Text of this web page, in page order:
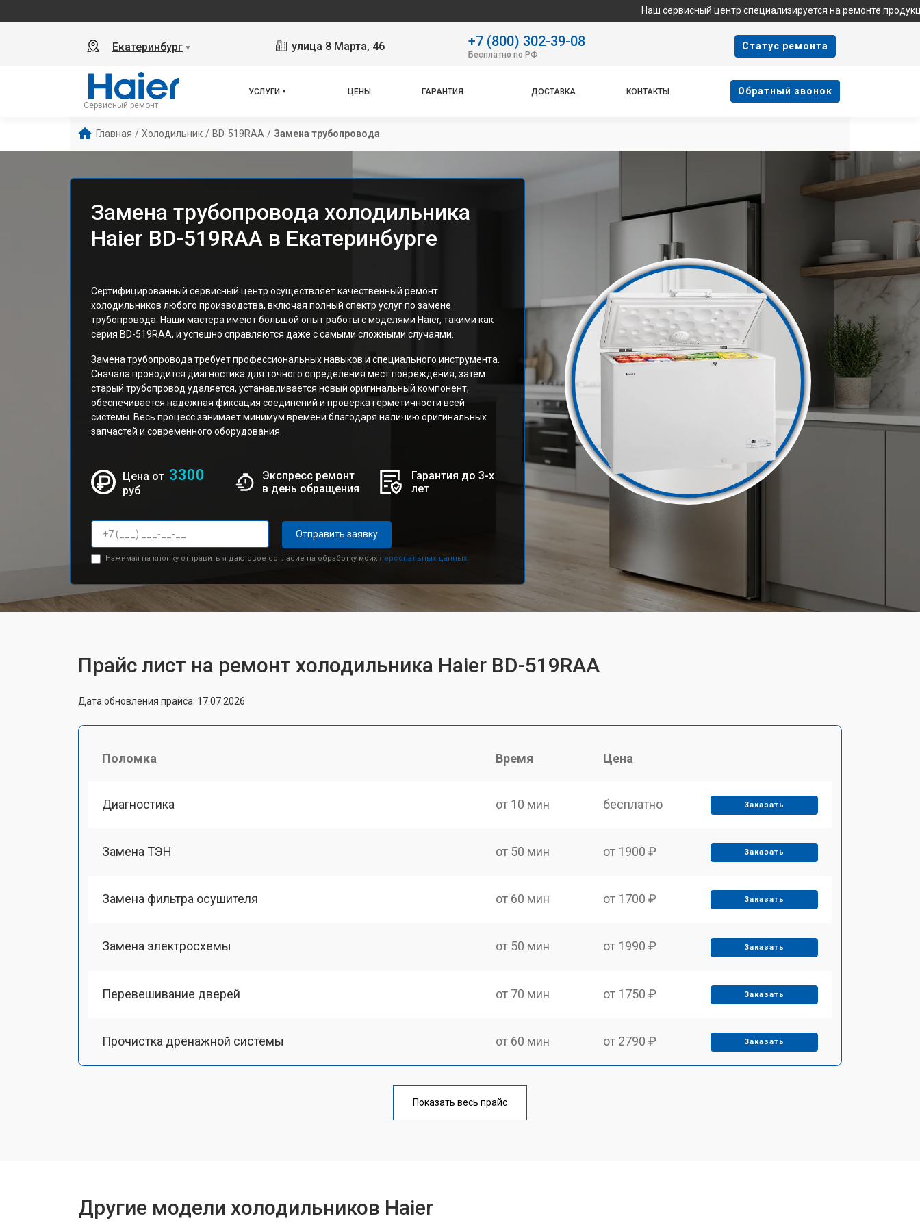
Наш сервисный центр специализируется на ремонте продукции
Екатеринбург ▼ улица 8 Марта, 46 +7 (800) 302-39-08
Бесплатно по РФ
Cтатус ремонта
Сервисный ремонт
УСЛУГИ ЦЕНЫ ГАРАНТИЯ ДОСТАВКА КОНТАКТЫ Oбратный звонок
Главная / Холодильник / BD-519RAA / Замена трубопровода
Замена трубопровода холодильника
Haier BD-519RAA в Екатеринбурге
Сертифицированный сервисный центр осуществляет качественный ремонт
холодильников любого производства, включая полный спектр услуг по замене
трубопровода. Наши мастера имеют большой опыт работы с моделями Haier, такими как
серия BD-519RAA, и успешно справляются даже с самыми сложными случаями.
Замена трубопровода требует профессиональных навыков и специального инструмента.
Сначала проводится диагностика для точного определения мест повреждения, затем
старый трубопровод удаляется, устанавливается новый оригинальный компонент,
обеспечивается надежная фиксация соединений и проверка герметичности всей
системы. Весь процесс занимает минимум времени благодаря наличию оригинальных
запчастей и современного оборудования.
Цена от 3300
руб
Экспресс ремонт
в день обращения
Гарантия до 3-х
лет
Отправить заявку
Нажимая на кнопку отправить я даю свое согласие на обработку моих персональных данных.
Прайс лист на ремонт холодильника Haier BD-519RAA
Дата обновления прайса: 17.07.2026
Поломка Время Цена
Диагностика от 10 мин бесплатно Заказать
Замена ТЭН от 50 мин от 1900 ₽ Заказать
Замена фильтра осушителя от 60 мин от 1700 ₽ Заказать
Замена электросхемы от 50 мин от 1990 ₽ Заказать
Перевешивание дверей от 70 мин от 1750 ₽ Заказать
Прочистка дренажной системы от 60 мин от 2790 ₽ Заказать
от 60 мин
Показать весь прайс
Другие модели холодильников Haier